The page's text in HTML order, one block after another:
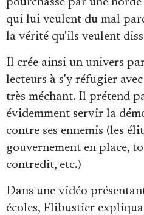
qui lui veulent du mal
la vérité qu'ils veulent
Il crée ainsi un univers
lecteurs à s'y réfugier
très méchant. Il prétend
évidemment servir la
contre ses ennemis (les
gouvernement en place,
contredit, etc.)
Dans une vidéo
écoles, Flibustier